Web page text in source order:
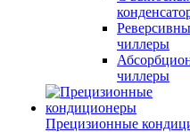
чиллеры
чиллеры
Прецизионные